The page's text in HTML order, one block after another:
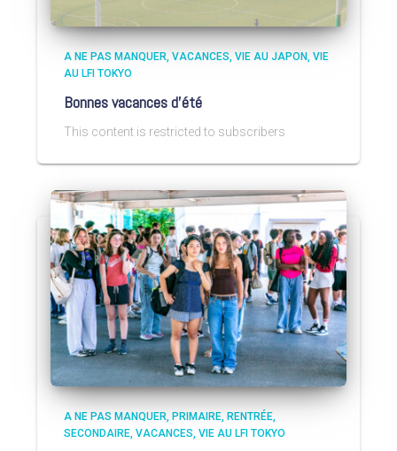
A NE PAS MANQUER VACANCES VIE AU JAPON VIE
AU LFI TOKYO
Bonnes vacances d’été
This content is restricted to subscribers
A NE PAS MANQUER PRIMAIRE RENTRÉE
SECONDAIRE VACANCES VIE AU LFI TOKYO